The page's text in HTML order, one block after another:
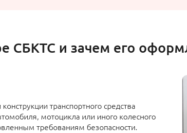
СБКТС и зачем его
транспортного средства
мотоцикла или иного колесного
требованиям безопасности.